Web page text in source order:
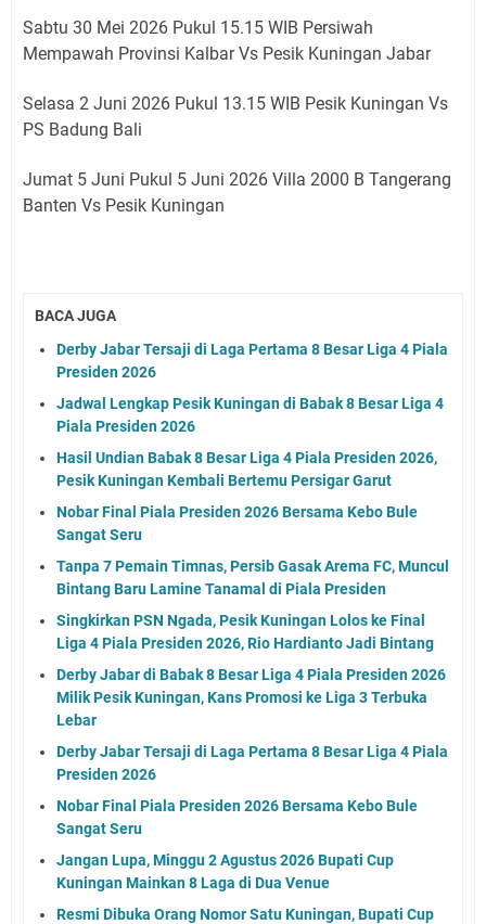
Sabtu 30 Mei 2026 Pukul 15.15 WIB Persiwah
Mempawah Provinsi Kalbar Vs Pesik Kuningan Jabar
Selasa 2 Juni 2026 Pukul 13.15 WIB Pesik Kuningan Vs
PS Badung Bali
Jumat 5 Juni Pukul 5 Juni 2026 Villa 2000 B Tangerang
Banten Vs Pesik Kuningan
BACA JUGA
Derby Jabar Tersaji di Laga Pertama 8 Besar Liga 4 Piala
Presiden 2026
Jadwal Lengkap Pesik Kuningan di Babak 8 Besar Liga 4
Piala Presiden 2026
Hasil Undian Babak 8 Besar Liga 4 Piala Presiden 2026,
Pesik Kuningan Kembali Bertemu Persigar Garut
Nobar Final Piala Presiden 2026 Bersama Kebo Bule
Sangat Seru
Tanpa 7 Pemain Timnas, Persib Gasak Arema FC, Muncul
Bintang Baru Lamine Tanamal di Piala Presiden
Singkirkan PSN Ngada, Pesik Kuningan Lolos ke Final
Liga 4 Piala Presiden 2026, Rio Hardianto Jadi Bintang
Derby Jabar di Babak 8 Besar Liga 4 Piala Presiden 2026
Milik Pesik Kuningan, Kans Promosi ke Liga 3 Terbuka
Lebar
Derby Jabar Tersaji di Laga Pertama 8 Besar Liga 4 Piala
Presiden 2026
Nobar Final Piala Presiden 2026 Bersama Kebo Bule
Sangat Seru
Jangan Lupa, Minggu 2 Agustus 2026 Bupati Cup
Kuningan Mainkan 8 Laga di Dua Venue
Resmi Dibuka Orang Nomor Satu Kuningan, Bupati Cup